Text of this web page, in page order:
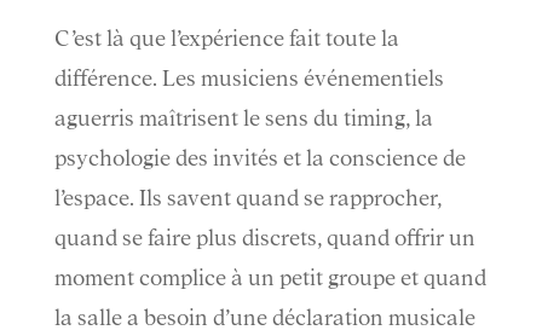
C’est là que l’expérience fait toute la
différence. Les musiciens événementiels
aguerris maîtrisent le sens du timing, la
psychologie des invités et la conscience de
l’espace. Ils savent quand se rapprocher,
quand se faire plus discrets, quand offrir un
moment complice à un petit groupe et quand
la salle a besoin d’une déclaration musicale